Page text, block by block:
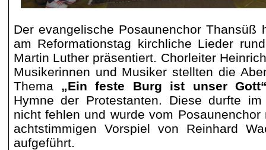
Der evangelische Posaunenchor Thansüß
am Reformationstag kirchliche Lieder
Martin Luther präsentiert. Chorleiter
Musikerinnen und Musiker stellten die
Thema „Ein feste Burg ist unser
Hymne der Protestanten. Diese durfte
nicht fehlen und wurde vom
achtstimmigen Vorspiel von Reinhard
aufgeführt.